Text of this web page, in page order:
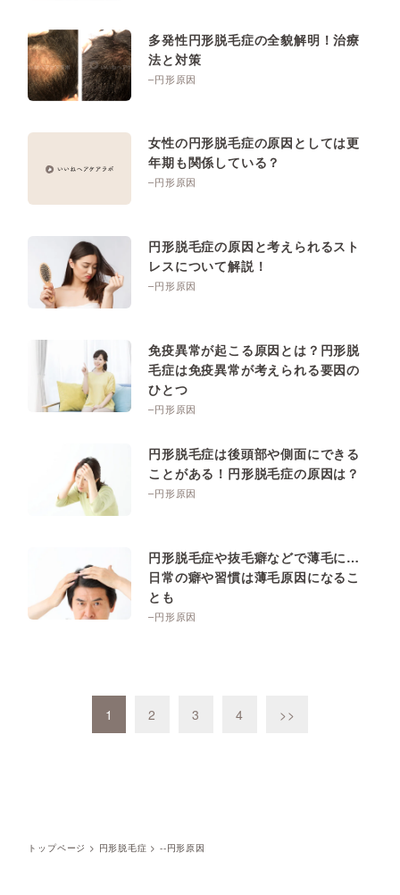
多発性円形脱毛症の全貌解明！治療
法と対策
–円形原因
女性の円形脱毛症の原因としては更
年期も関係している？
–円形原因
円形脱毛症の原因と考えられるスト
レスについて解説！
–円形原因
免疫異常が起こる原因とは？円形脱
毛症は免疫異常が考えられる要因の
ひとつ
–円形原因
円形脱毛症は後頭部や側面にできる
ことがある！円形脱毛症の原因は？
–円形原因
円形脱毛症や抜毛癖などで薄毛に…
日常の癖や習慣は薄毛原因になるこ
とも
–円形原因
1 2 3 4 >>
トップページ > 円形脱毛症 > --円形原因